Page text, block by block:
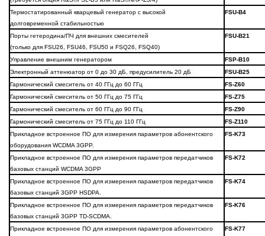
Термостатированный кварцевый генератор с высокой
долговременной стабильностью
FSU-B4
Порты гетеродина/ПЧ для внешних смесителей
(только для FSU26, FSU46, FSU50 и FSQ26, FSQ40)
FSU-B21
Управление внешним генератором
FSP-B10
Электронный аттенюатор от 0 до 30 дБ, предусилитель 20 дБ
FSU-B25
Гармонический смеситель от 40 ГГц до 60 ГГц
FS-Z60
Гармонический смеситель от 50 ГГц до 75 ГГц
FS-Z75
Гармонический смеситель от 60 ГГц до 90 ГГц
FS-Z90
Гармонический смеситель от 75 ГГц до 110 ГГц
FS-Z110
Прикладное встроенное ПО для измерения параметров абонентского
оборудования WCDMA 3GPP.
FS-K73
Прикладное встроенное ПО для измерения параметров передатчиков
базовых станций WCDMA 3GPP
FS-K72
Прикладное встроенное ПО для измерения параметров передатчиков
базовых станций 3GPP HSDPA.
FS-K74
Прикладное встроенное ПО для измерения параметров передатчиков
базовых станций 3GPP TD-SCDMA.
FS-K76
Прикладное встроенное ПО для измерения параметров абонентского
FS-K77